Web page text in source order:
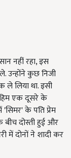
नहीं रहा, इस
उन्होंने कुछ निजी
लिया था. इसी
एक दूसरे के
के पति प्रेम
बीच दोस्ती हुई और
में दोनों ने शादी कर